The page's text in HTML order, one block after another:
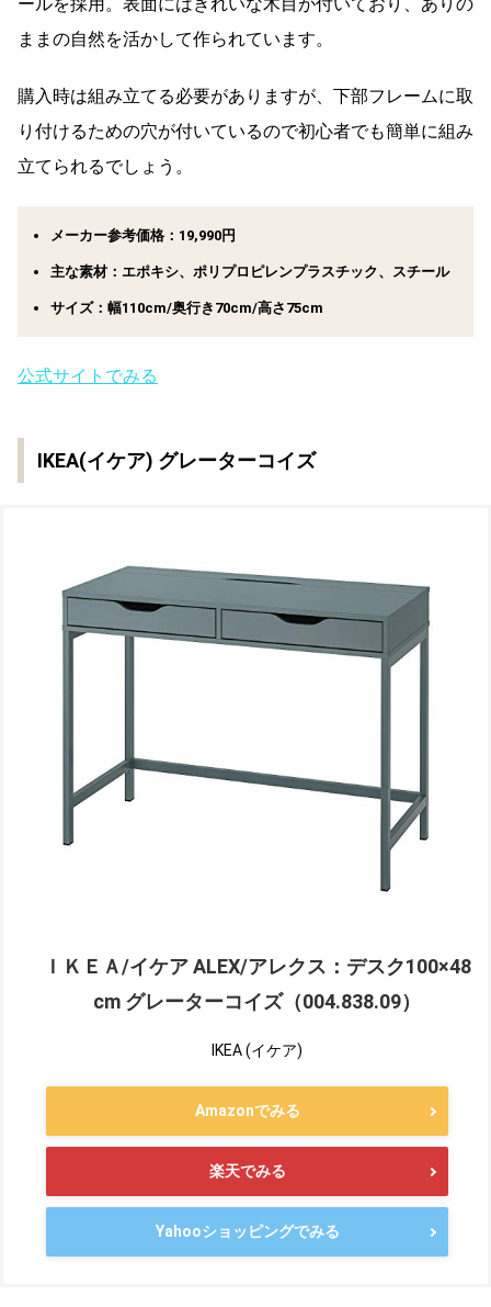
ままの自然を活かして作られています。
購入時は組み立てる必要がありますが、下部フレームに取
り付けるための穴が付いているので初心者でも簡単に組み
立てられるでしょう。
メーカー参考価格：19,990円
主な素材：エポキシ、ポリプロピレンプラスチック、スチール
サイズ：幅110cm/奥行き70cm/高さ75cm
公式サイトでみる
IKEA(イケア) グレーターコイズ
ＩＫＥＡ/イケア ALEX/アレクス：デスク100×48
cm グレーターコイズ（004.838.09）
IKEA (イケア)
Amazonでみる
楽天でみる
Yahooショッピングでみる